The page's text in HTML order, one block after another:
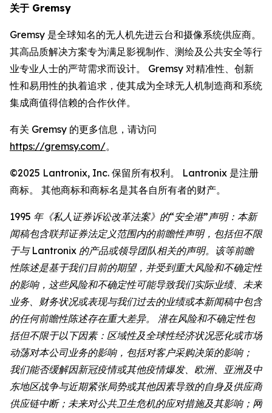
关于 Gremsy
Gremsy 是全球知名的无人机先进云台和摄像系统供应商。
其高品质解决方案专为满足影视制作、测绘及公共安全等行
业专业人士的严苛需求而设计。 Gremsy 对精准性、创新
性和易用性的执着追求，使其成为全球无人机制造商和系统
集成商值得信赖的合作伙伴。
有关 Gremsy 的更多信息，请访问
https://gremsy.com/。
©2025 Lantronix, Inc. 保留所有权利。 Lantronix 是注册
商标。 其他商标和商标名是其各自所有者的财产。
1995 年《私人证券诉讼改革法案》的“安全港”声明：本新
闻稿包含联邦证券法定义范围内的前瞻性声明，包括但不限
于与 Lantronix 的产品或领导团队相关的声明。该等前瞻
性陈述是基于我们目前的期望，并受到重大风险和不确定性
的影响，这些风险和不确定性可能导致我们实际业绩、未来
业务、财务状况或表现与我们过去的业绩或本新闻稿中包含
的任何前瞻性陈述存在重大差异。 潜在风险和不确定性包
括但不限于以下因素：区域性及全球性经济状况恶化或市场
动荡对本公司业务的影响，包括对客户采购决策的影响；
我们能否缓解因新冠疫情或其他疫情爆发、欧洲、亚洲及中
东地区战争与近期紧张局势或其他因素导致的自身及供应商
供应链中断；未来对公共卫生危机的应对措施及其影响；网